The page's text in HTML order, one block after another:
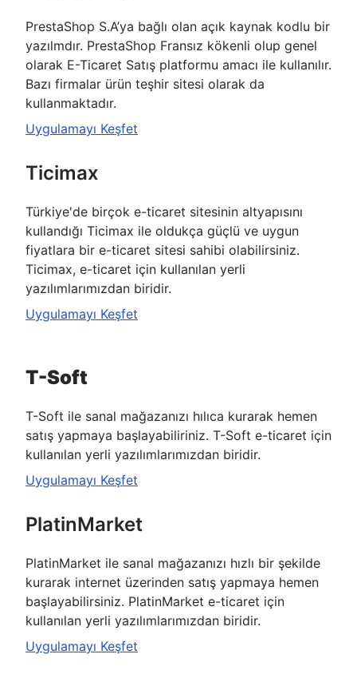
PrestaShop S.A’ya bağlı olan açık kaynak kodlu bir
yazılmdır. PrestaShop Fransız kökenli olup genel
olarak E-Ticaret Satış platformu amacı ile kullanılır.
Bazı firmalar ürün teşhir sitesi olarak da
kullanmaktadır.
Uygulamayı Keşfet
Ticimax
Türkiye'de birçok e-ticaret sitesinin altyapısını
kullandığı Ticimax ile oldukça güçlü ve uygun
fiyatlara bir e-ticaret sitesi sahibi olabilirsiniz.
Ticimax, e-ticaret için kullanılan yerli
yazılımlarımızdan biridir.
Uygulamayı Keşfet
T-Soft
T-Soft ile sanal mağazanızı hılıca kurarak hemen
satış yapmaya başlayabiliriniz. T-Soft e-ticaret için
kullanılan yerli yazılımlarımızdan biridir.
Uygulamayı Keşfet
PlatinMarket
PlatinMarket ile sanal mağazanızı hızlı bir şekilde
kurarak internet üzerinden satış yapmaya hemen
başlayabilirsiniz. PlatinMarket e-ticaret için
kullanılan yerli yazılımlarımızdan biridir.
Uygulamayı Keşfet